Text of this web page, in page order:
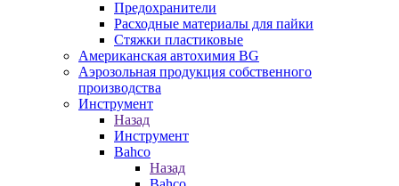
Предохранители
Расходные материалы для пайки
Стяжки пластиковые
Американская автохимия BG
Аэрозольная продукция собственного
производства
Инструмент
Назад
Инструмент
Bahco
Назад